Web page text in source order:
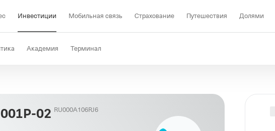
Инвестиции Мобильная связь Страхование Путешествия Долями
Академия Терминал
02 RU000A106RJ6